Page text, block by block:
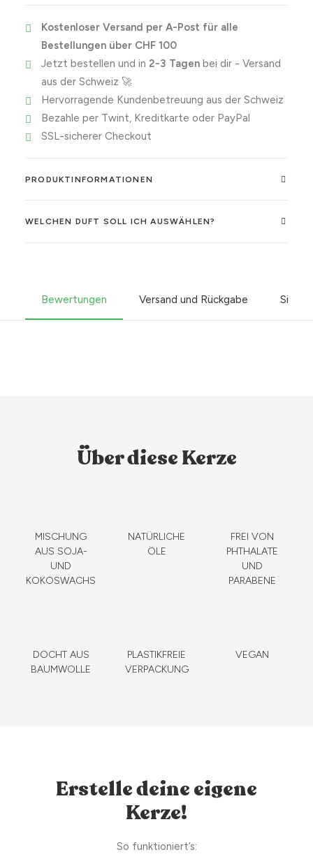
Kostenloser Versand per A-Post für alle
Bestellungen über CHF 100
Jetzt bestellen und in 2-3 Tagenbei dir - Versand
aus der Schweiz 🚀
Hervorragende Kundenbetreuung aus der Schweiz
Bezahle per Twint, Kreditkarte oder PayPal
SSL-sicherer Checkout
PRODUKTINFORMATIONEN
WELCHEN DUFT SOLL ICH AUSWÄHLEN?
Bewertungen Versand und Rückgabe
Über diese Kerze
MISCHUNG
AUS SOJA-
UND
KOKOSWACHS
NATÜRLICHE
ÖLE
FREI VON
PHTHALATE
UND
PARABENE
DOCHT AUS
BAUMWOLLE
PLASTIKFREIE
VERPACKUNG
VEGAN
Erstelle deine eigene
Kerze!
So funktioniert’s: